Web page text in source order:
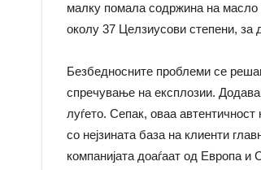
малку помала содржина на масло
околу 37 Целзиусови степени, за
Безбедносните проблеми се
спречување на експлозии.
луѓето. Сепак, оваа
со нејзината база на клиенти
компанијата доаѓаат од Европа и